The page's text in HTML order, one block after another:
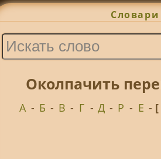
Словари
Околпачить
А - Б - В - Г - Д - Р - Е -